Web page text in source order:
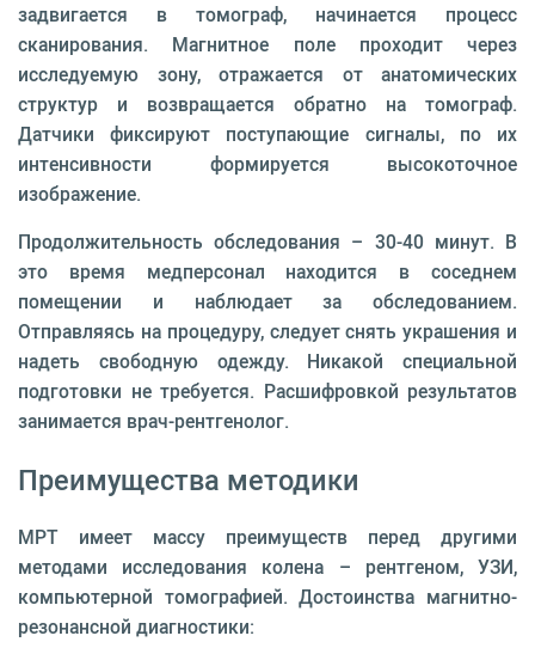
задвигается в томограф, начинается процесс
сканирования. Магнитное поле проходит через
исследуемую зону, отражается от анатомических
структур и возвращается обратно на томограф.
Датчики фиксируют поступающие сигналы, по их
интенсивности формируется высокоточное
изображение.
Продолжительность обследования – 30-40 минут. В
это время медперсонал находится в соседнем
помещении и наблюдает за обследованием.
Отправляясь на процедуру, следует снять украшения и
надеть свободную одежду. Никакой специальной
подготовки не требуется. Расшифровкой результатов
занимается врач-рентгенолог.
Преимущества методики
МРТ имеет массу преимуществ перед другими
методами исследования колена – рентгеном, УЗИ,
компьютерной томографией. Достоинства магнитно-
резонансной диагностики: